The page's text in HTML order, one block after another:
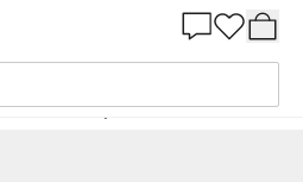
Scandza Cindy Pink - 1039401-02